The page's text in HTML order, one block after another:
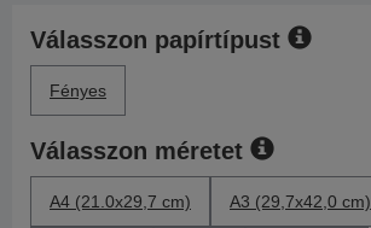
Válasszon papírtípust
Fényes
Válasszon méretet
A4 (21.0x29,7 cm) A3 (29,7x42,0 cm)